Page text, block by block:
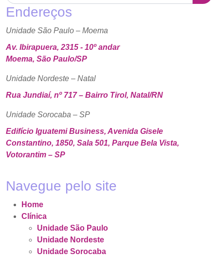
Endereços
Unidade São Paulo – Moema
Av. Ibirapuera, 2315 - 10º andar
Moema, São Paulo/SP
Unidade Nordeste – Natal
Rua Jundiaí, nº 717 – Bairro Tirol, Natal/RN
Unidade Sorocaba – SP
Edifício Iguatemi Business, Avenida Gisele
Constantino, 1850, Sala 501, Parque Bela Vista,
Votorantim – SP
Navegue pelo site
Home
Clínica
Unidade São Paulo
Unidade Nordeste
Unidade Sorocaba